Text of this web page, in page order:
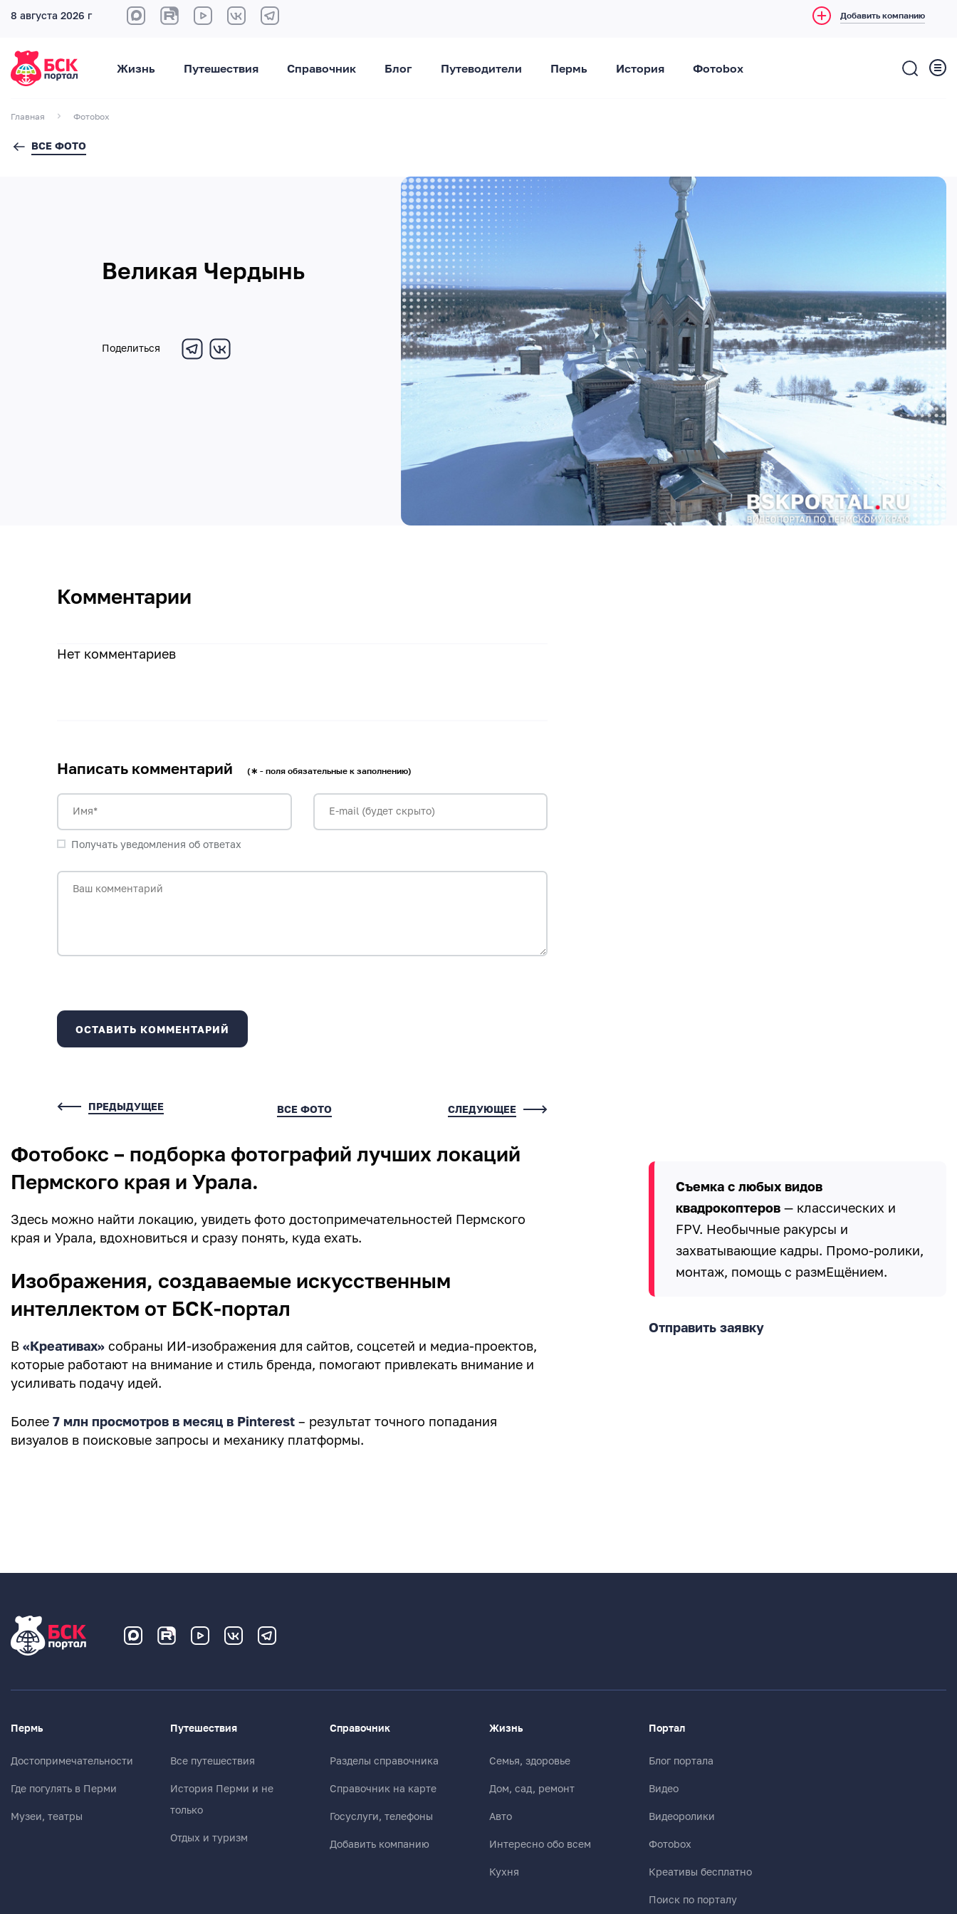
8 августа 2026 г Добавить компанию
Жизнь Путешествия Справочник Блог Путеводители Пермь История Фотоbox
Главная Фотоbox
ВСЕ ФОТО
Великая Чердынь
Поделиться
Комментарии
Нет комментариев
Написать комментарий (∗ - поля обязательные к заполнению)
Имя* E-mail (будет скрыто)
Получать уведомления об ответах
Ваш комментарий
ПРЕДЫДУЩЕЕ ВСЕ ФОТО СЛЕДУЮЩЕЕ
Фотобокс – подборка фотографий лучших локаций
Пермского края и Урала.
Здесь можно найти локацию, увидеть фото достопримечательностей Пермского
края и Урала, вдохновиться и сразу понять, куда ехать.
Изображения, создаваемые искусственным
интеллектом от БСК-портал
В «Креативах» собраны ИИ-изображения для сайтов, соцсетей и медиа-проектов,
которые работают на внимание и стиль бренда, помогают привлекать внимание и
усиливать подачу идей.
Более 7 млн просмотров в месяц в Pinterest – результат точного попадания
визуалов в поисковые запросы и механику платформы.
Съемка с любых видов
квадрокоптеров — классических и
FPV. Необычные ракурсы и
захватывающие кадры. Промо-ролики,
монтаж, помощь с размЕщёнием.
Отправить заявку
Пермь
Достопримечательности
Где погулять в Перми
Музеи, театры
Путешествия
Все путешествия
История Перми и не
только
Отдых и туризм
Справочник
Разделы справочника
Справочник на карте
Госуслуги, телефоны
Добавить компанию
Жизнь
Семья, здоровье
Дом, сад, ремонт
Авто
Интересно обо всем
Кухня
Портал
Блог портала
Видео
Видеоролики
Фотоbox
Креативы бесплатно
Поиск по порталу